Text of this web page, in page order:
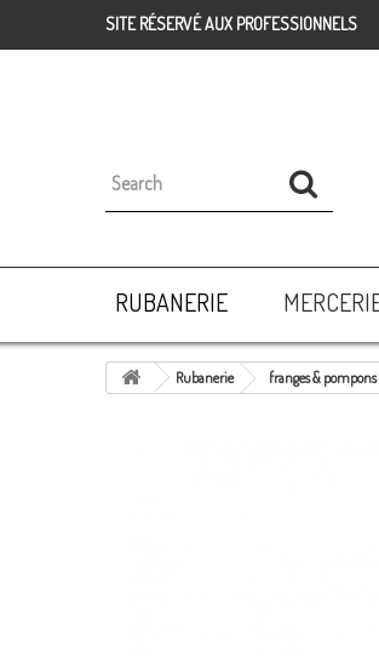
SITE RÉSERVÉ AUX PROFESSIONNELS
RUBANERIE
Rubanerie franges & pompons